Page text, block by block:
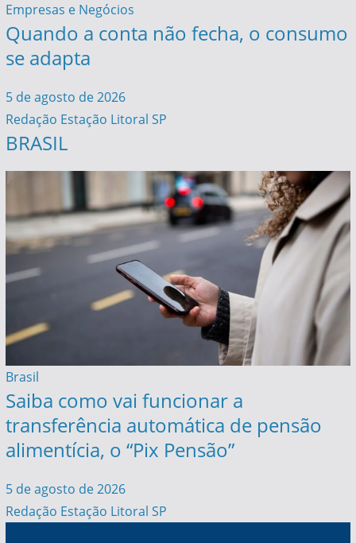
Empresas e Negócios
Quando a conta não fecha, o consumo
se adapta
5 de agosto de 2026
Redação Estação Litoral SP
BRASIL
Brasil
Saiba como vai funcionar a
transferência automática de pensão
alimentícia, o “Pix Pensão”
5 de agosto de 2026
Redação Estação Litoral SP